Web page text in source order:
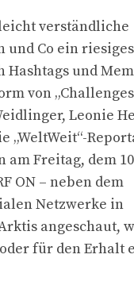
verständliche
und Co ein riesiges
und
von
Leonie
„WeltWeit“-
am Freitag, dem
ON – neben dem
Netzwerke in
angeschaut,
für den Erhalt